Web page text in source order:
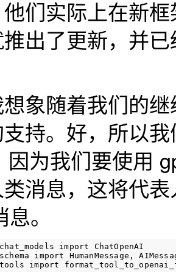
们实际上在新
出了更新，并
象随着我们的
持。好，所以
因为我们要使用
消息，这将代
。
import
ChatOpenAI
import HumanMessage ,
import